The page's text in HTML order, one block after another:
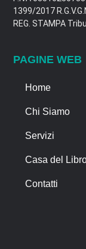
1399/2017
REG. STAMPA
PAGINE WEB
Home
Chi Siamo
Servizi
Casa del
Contatti